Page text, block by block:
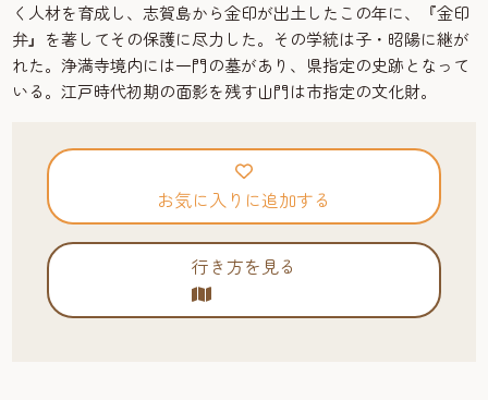
く人材を育成し、志賀島から金印が出土したこの年に、『金印
弁』を著してその保護に尽力した。その学統は子・昭陽に継が
れた。浄満寺境内には一門の墓があり、県指定の史跡となって
いる。江戸時代初期の面影を残す山門は市指定の文化財。
お気に入りに追加する
行き方を見る